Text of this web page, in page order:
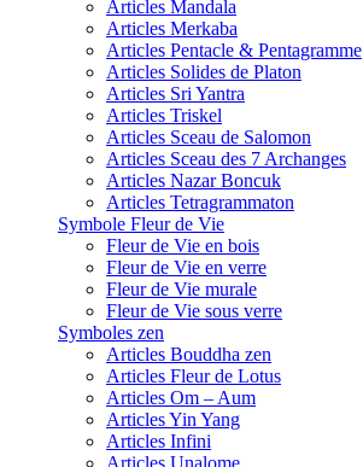
Articles Mandala
Articles Merkaba
Articles Pentacle & Pentagramme
Articles Solides de Platon
Articles Sri Yantra
Articles Triskel
Articles Sceau de Salomon
Articles Sceau des 7 Archanges
Articles Nazar Boncuk
Articles Tetragrammaton
Symbole Fleur de Vie
Fleur de Vie en bois
Fleur de Vie en verre
Fleur de Vie murale
Fleur de Vie sous verre
Symboles zen
Articles Bouddha zen
Articles Fleur de Lotus
Articles Om – Aum
Articles Yin Yang
Articles Infini
Articles Unalome